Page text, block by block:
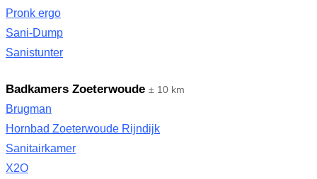
Pronk ergo
Sani-Dump
Sanistunter
Badkamers Zoeterwoude ± 10 km
Brugman
Hornbad Zoeterwoude Rijndijk
Sanitairkamer
X2O